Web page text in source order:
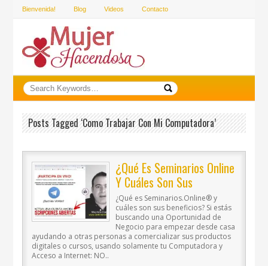
Bienvenida! Blog Videos Contacto
Posts Tagged ‘como Trabajar Con Mi Computadora’
¿Qué Es Seminarios Online
Y Cuáles Son Sus
Beneficios?
¿Qué es Seminarios.Online® y
cuáles son sus beneficios? Si estás
buscando una Oportunidad de
Negocio para empezar desde casa
ayudando a otras personas a comercializar sus productos
digitales o cursos, usando solamente tu Computadora y
Acceso a Internet: NO..